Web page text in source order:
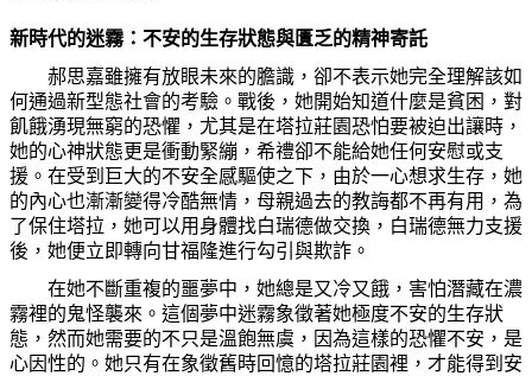
新時代的迷霧：不安的生存狀態與匱乏的精神寄託
郝思嘉雖擁有放眼未來的膽識，卻不表示她完全理解該如
何通過新型態社會的考驗。戰後， 她開始知道什麼是貧困，對
飢餓湧現無窮的恐懼，尤其是在塔拉莊園恐怕要被迫出讓時，
她的心神狀態更是衝動緊繃，希禮卻不能給她任何安慰或支
援。在受到巨大的不安全感驅使之下，由於一心想求生存， 她
的內心也漸漸變得冷酷無情，母親過去的教誨都不再有用， 為
了保住塔拉， 她可以用身體找白瑞德做交換，白瑞德無力支援
後， 她便立即轉向甘福隆進行勾引與欺詐。
在她不斷重複的噩夢中， 她總是又冷又餓，害怕潛藏在濃
霧裡的鬼怪襲來。這個夢中迷霧象徵著她極度不安的生存狀
態，然而她需要的不只是溫飽無虞，因為這樣的恐懼不安，是
心因性的。 她只有在象徵舊時回憶的塔拉莊園裡，才能得到安